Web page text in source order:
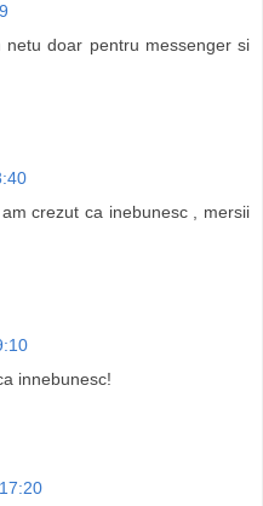
netu doar pentru messenger si
crezut ca inebunesc , mersii
innebunesc!